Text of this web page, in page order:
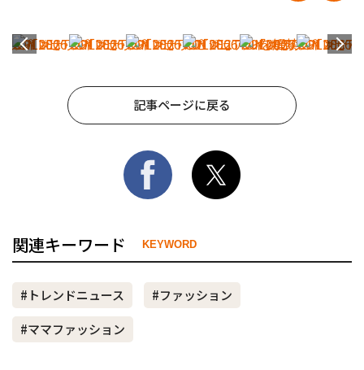
記事ページに戻る
関連キーワード KEYWORD
#トレンドニュース
#ファッション
#ママファッション